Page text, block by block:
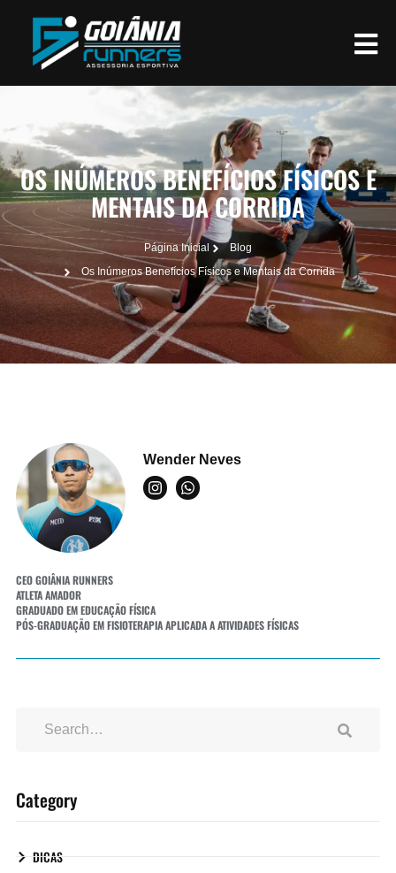
OS INÚMEROS BENEFÍCIOS FÍSICOS E
MENTAIS DA CORRIDA
Página Inicial
Blog
Os Inúmeros Benefícios Físicos e Mentais da Corrida
Wender Neves
CEO GOIÂNIA RUNNERS
ATLETA AMADOR
GRADUADO EM EDUCAÇÃO FÍSICA
PÓS-GRADUAÇÃO EM FISIOTERAPIA APLICADA A ATIVIDADES FÍSICAS
Category
DICAS